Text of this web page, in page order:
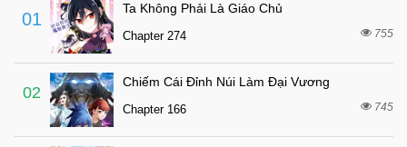
01
Ta Không Phải Là Giáo Chủ
Chapter 274 755
02
Chiếm Cái Đỉnh Núi Làm Đại Vương
Chapter 166 745